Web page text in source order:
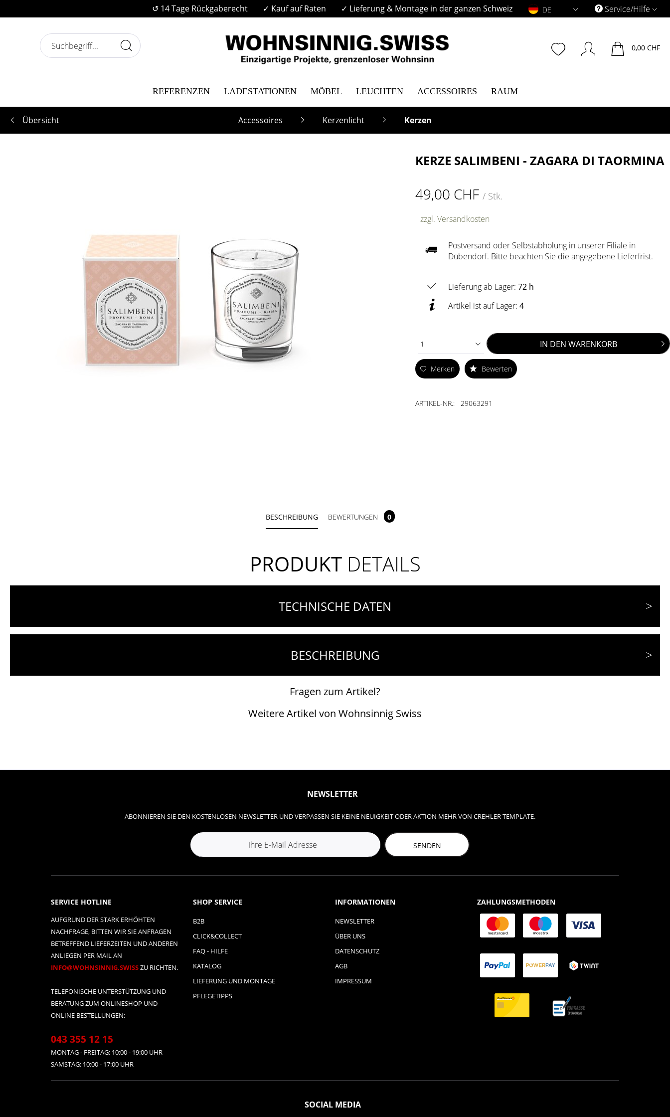
↺ 14 Tage Rückgaberecht ✓ Kauf auf Raten ✓ Lieferung & Montage in der ganzen Schweiz DE Service/Hilfe
0,00 CHF
REFERENZEN LADESTATIONEN MÖBEL LEUCHTEN ACCESSOIRES RAUM
Übersicht Accessoires Kerzenlicht Kerzen
KERZE SALIMBENI - ZAGARA DI TAORMINA
49,00 CHF/ Stk.
zzgl. Versandkosten
Postversand oder Selbstabholung in unserer Filiale in
Dübendorf. Bitte beachten Sie die angegebene Lieferfrist.
Lieferung ab Lager:72 h
Artikel ist auf Lager:4
1 IN DEN WARENKORB
Merken Bewerten
ARTIKEL-NR.: 29063291
BESCHREIBUNG BEWERTUNGEN 0
PRODUKTDETAILS
TECHNISCHE DATEN
BESCHREIBUNG
Fragen zum Artikel?
Weitere Artikel von Wohnsinnig Swiss
NEWSLETTER
ABONNIEREN SIE DEN KOSTENLOSEN NEWSLETTER UND VERPASSEN SIE KEINE NEUIGKEIT ODER AKTION MEHR VON CREHLER TEMPLATE.
SENDEN
SERVICE HOTLINE
AUFGRUND DER STARK ERHÖHTEN
NACHFRAGE, BITTEN WIR SIE ANFRAGEN
BETREFFEND LIEFERZEITEN UND ANDEREN
ANLIEGEN PER MAIL AN
INFO@WOHNSINNIG.SWISSZU RICHTEN.
TELEFONISCHE UNTERSTÜTZUNG UND
BERATUNG ZUM ONLINESHOP UND
ONLINE BESTELLUNGEN:
043 355 12 15
MONTAG - FREITAG: 10:00 - 19:00 UHR
SAMSTAG: 10:00 - 17:00 UHR
SHOP SERVICE
B2B
CLICK&COLLECT
FAQ - HILFE
KATALOG
LIEFERUNG UND MONTAGE
PFLEGETIPPS
INFORMATIONEN
NEWSLETTER
ÜBER UNS
DATENSCHUTZ
AGB
IMPRESSUM
ZAHLUNGSMETHODEN
SOCIAL MEDIA